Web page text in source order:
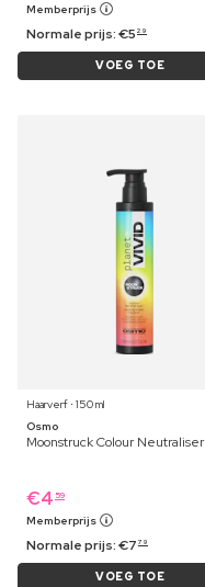
Memberprijs
Normale prijs:€5 29
VOEG TOE
Haarverf ⋅ 150 ml
Osmo
Moonstruck Colour Neutraliser
€4 59
Memberprijs
Normale prijs:€7 79
VOEG TOE